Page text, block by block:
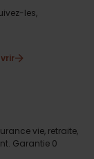
les,
vie, retraite,
Garantie 0